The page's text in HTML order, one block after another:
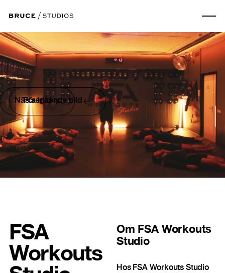
Föregående bild
Nästa bild
FSA
Workouts
Om FSA Workouts
Studio
Hos FSA Workouts Studio